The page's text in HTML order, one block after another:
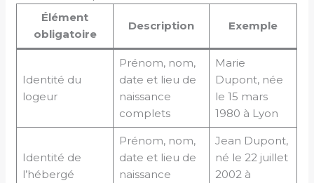
Élément
obligatoire
Description Exemple
Identité du
logeur
Prénom, nom,
date et lieu de
naissance
complets
Marie
Dupont, née
le 15 mars
1980 à Lyon
Identité de
l’hébergé
Prénom, nom,
date et lieu de
naissance
Jean Dupont,
né le 22 juillet
2002 à